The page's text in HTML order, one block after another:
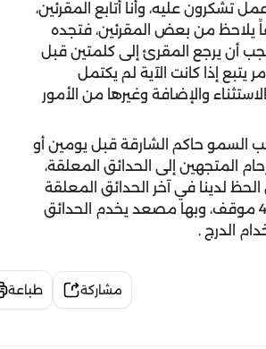
تشكرون عليه، وأنا أتابع المقرئين،
يلاحظ من بعض المقرئين، فتجده
أن يرجع المقرئ إلى كلمتين قبل
يتبع إذا كانت الآية لم يكتمل
والإضافة وغيرها من الأمور
السمو حاكم الشارقة قبل يومين أو
المتجهين إلى الحدائق المعلقة،
لدينا في آخر الحدائق المعلقة
بقعة كبيرة منخفضة لننشئ فيها 3 أو 4 طوابق تضم نحو 300 أو 400 موقف، وبها مصعد يخدم الحدائق
الدرج .
مشاركة طباعة